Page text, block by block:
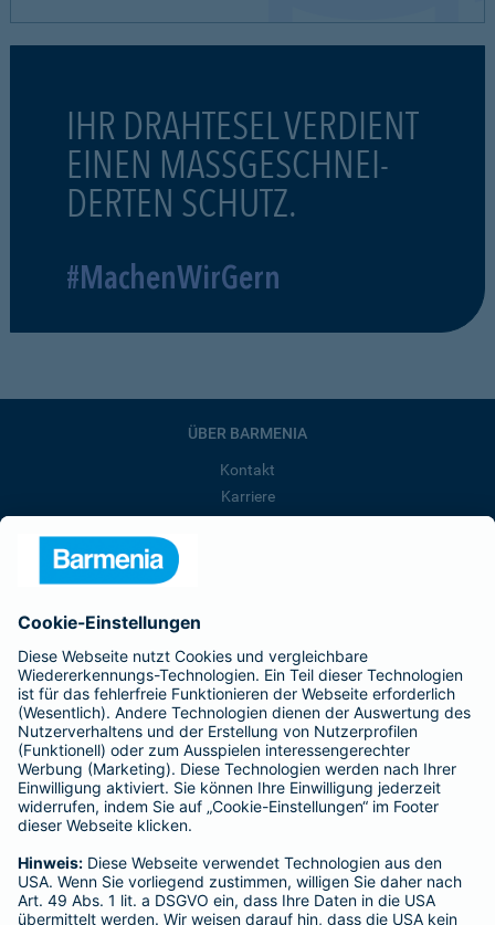
IHR DRAHTESEL VERDIENT
EINEN MASSGESCHNEI-
DERTEN SCHUTZ.
#MachenWirGern
ÜBER BARMENIA
Kontakt
Karriere
Barmenia ist Teil der BarmeniaGothaer
BELIEBTE SEITEN
Kranken-Zusatzversicherung
Tierversicherungen
Haftpflichtversicherung
Hausratversicherung
Adresse ändern
Schaden melden